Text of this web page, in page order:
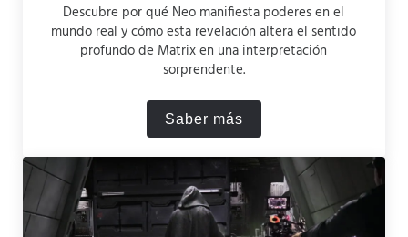
Descubre por qué Neo manifiesta poderes en el
mundo real y cómo esta revelación altera el sentido
profundo de Matrix en una interpretación
sorprendente.
Saber más¿Por qué Neo tiene